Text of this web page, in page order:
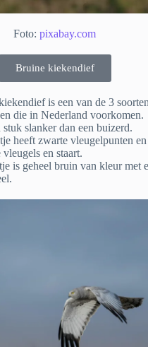
Foto: pixabay.com
Bruine kiekendief
is een van de 3 soorten
die in Nederland voorkomen.
stuk slanker dan een buizerd.
heeft zwarte vleugelpunten
en staart.
is geheel bruin van kleur met